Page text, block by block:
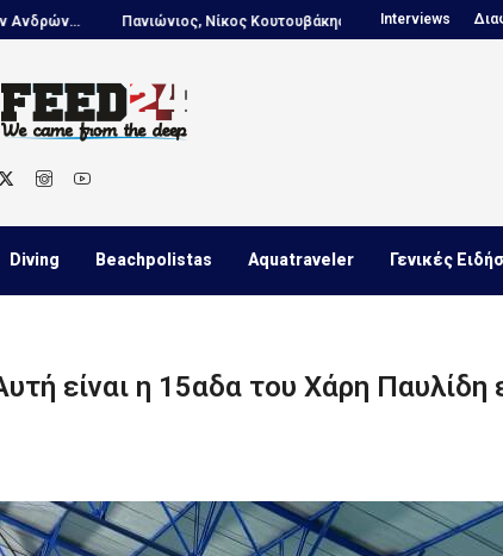
Νίκος Κουτουβάκης στο... Πόλο, ΕυρωπαϊκόInterviews
Diving Beachpolistas Aquatraveler Γενικές
είναι η 15αδα του Χάρη Παυλίδη